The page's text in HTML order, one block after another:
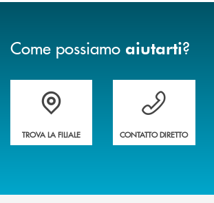
Come possiamo aiutarti?
Accedi all' elenco completo delle filiali della
TROVA LA FILIALE
Hai bisogno di
CONTATTO DIRETTO